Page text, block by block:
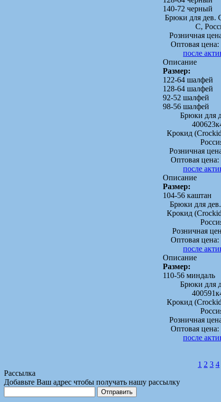
140-72 черный
Брюки для дев.
C,
Розничная
Оптовая цена:
после
Описание
Размер:
122-64 шалфей
128-64 шалфей
92-52 шалфей
98-56 шалфей
Брюки для
Крокид
Розничная
Оптовая цена:
после
Описание
Размер:
104-56 каштан
Брюки для
Крокид
Розничная
Оптовая цена:
после
Описание
Размер:
110-56 миндаль
Брюки для
Крокид
Розничная
Оптовая цена:
после
1 2 3 4
Рассылка
Добавьте Ваш адрес чтобы получать нашу рассылку